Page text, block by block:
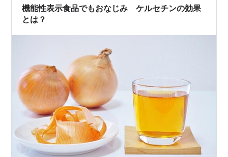
に作用しています。 複数のヒト臨床試験で、玉ねぎ、リ
ンゴ、紅茶…
機能性表示食品でもおなじみ ケルセチンの効果
とは？